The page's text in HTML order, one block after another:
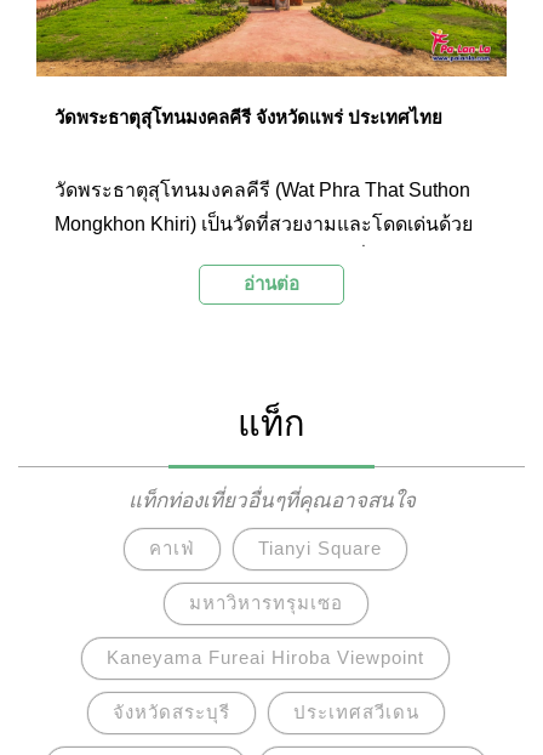
วัดพระธาตุสุโทนมงคลคีรี จังหวัดแพร่ ประเทศไทย
วัดพระธาตุสุโทนมงคลคีรี (Wat Phra That Suthon
Mongkhon Khiri) เป็นวัดที่สวยงามและโดดเด่นด้วย
แบบมาจากวัดสำคัญๆ ของภาคเหนือรวมถึงจาก
อ่านต่อ
แท็ก
แท็กท่องเที่ยวอื่นๆที่คุณอาจสนใจ
คาเฟ่ Tianyi Square
มหาวิหารทรุมเซอ
Kaneyama Fureai Hiroba Viewpoint
จังหวัดสระบุรี ประเทศสวีเดน